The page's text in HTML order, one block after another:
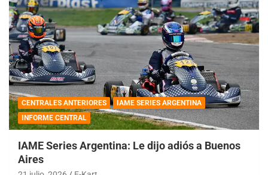
CENTRALES ANTERIORES
IAME SERIES ARGENTINA
INFORME CENTRAL
IAME Series Argentina: Le dijo adiós a Buenos
Aires